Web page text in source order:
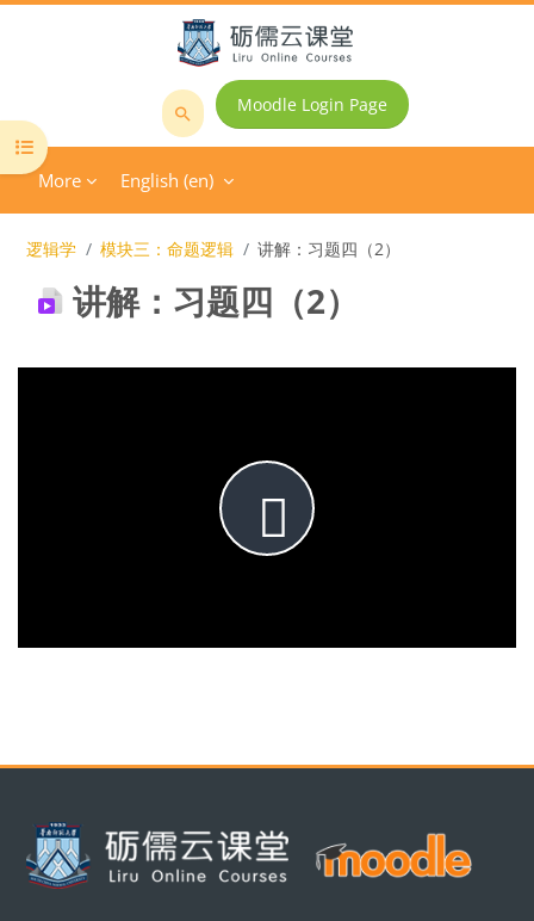
Search
Moodle Login Page
More English ‎(en)‎
Open course index
逻辑学 模块三：命题逻辑 讲解：习题四（2）
讲解：习题四（2）
Completion requirements
Play
Video
Blocks